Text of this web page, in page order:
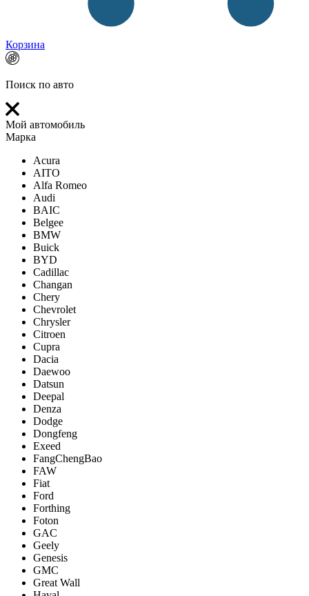
Корзина
Поиск по авто
Мой автомобиль
Марка
Acura
AITO
Alfa Romeo
Audi
BAIC
Belgee
BMW
Buick
BYD
Cadillac
Changan
Chery
Chevrolet
Chrysler
Citroen
Cupra
Dacia
Daewoo
Datsun
Deepal
Denza
Dodge
Dongfeng
Exeed
FangChengBao
FAW
Fiat
Ford
Forthing
Foton
GAC
Geely
Genesis
GMC
Great Wall